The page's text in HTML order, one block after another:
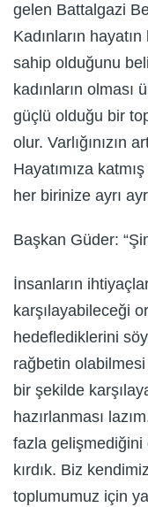
gelen Battalgazi
Kadınların
sahip olduğunu
kadınların olması
güçlü olduğu bir
olur. Varlığınızın
Hayatımıza
her birinize ayrı
Başkan Güder:
İnsanların
karşılayabileceği
hedeflediklerini
rağbetin olabilmesi
bir şekilde
hazırlanması
fazla
kırdık. Biz
toplumumuz için